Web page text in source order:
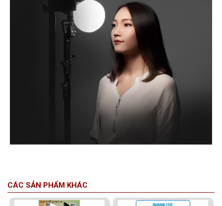
CÁC SẢN PHẨM KHÁC